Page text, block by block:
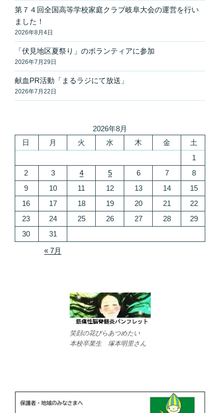
第７４回全国高等学校家庭クラブ岐阜大会の運営を行い
ました！
2026年8月4日
「伏見地区夏祭り」のボランティアに参加
2026年7月29日
献血PR活動「まるラジにて放送」
2026年7月22日
2026年8月
日
月 火 水 木 金
土
1
2
3 4 5 6 7
8
9
10 11 12 13 14
15
16
17 18 19 20 21
22
23
24 25 26 27 28
29
30
31
« 7月
笑顔の花びらあつめたい
本校卒業生 塚本明里さん